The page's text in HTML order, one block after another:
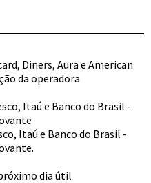
Diners, Aura e American
da operadora
Itaú e Banco do Brasil -
Itaú e Banco do Brasil -
dia útil